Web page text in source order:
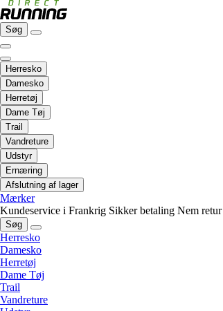
Søg
Herresko
Damesko
Herretøj
Dame Tøj
Trail
Vandreture
Udstyr
Ernæring
Afslutning af lager
Mærker
Kundeservice i Frankrig Sikker betaling Nem retur
Søg
Herresko
Damesko
Herretøj
Dame Tøj
Trail
Vandreture